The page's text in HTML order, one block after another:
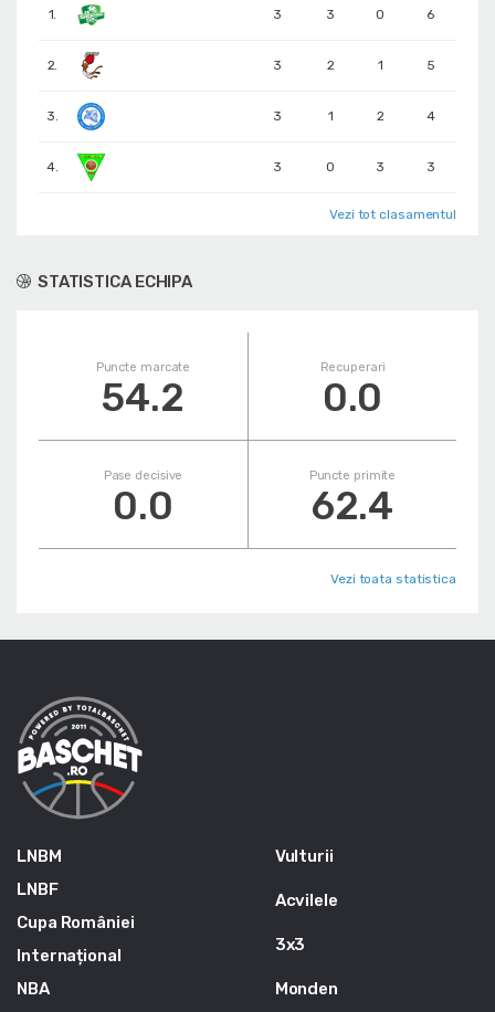
1. 3 3 0 6
2. 3 2 1 5
3. 3 1 2 4
4. 3 0 3 3
Vezi tot clasamentul
STATISTICA ECHIPA
Puncte marcate
54.2
Recuperari
0.0
Pase decisive
0.0
Puncte primite
62.4
Vezi toata statistica
LNBM
LNBF
Cupa României
Internațional
NBA
Vulturii
Acvilele
3x3
Monden